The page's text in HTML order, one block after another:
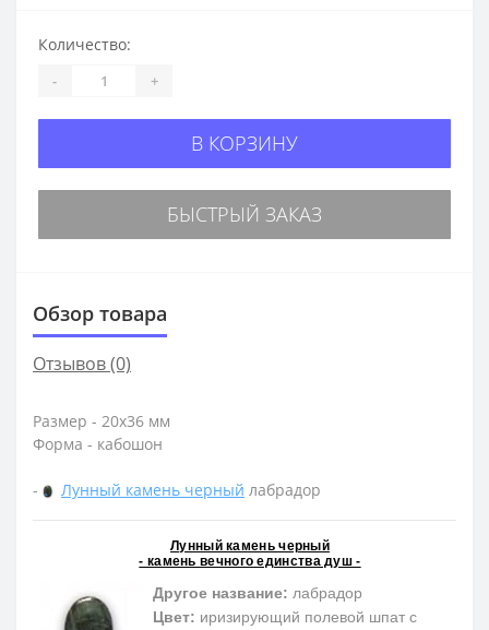
Количество:
- +
В КОРЗИНУ
БЫСТРЫЙ ЗАКАЗ
Обзор товара
Отзывов (0)
Размер - 20х36 мм
Форма - кабошон
- Лунный камень черный лабрадор
Лунный камень черный
- камень вечного единства душ -
Другое название: лабрадор
Цвет: иризирующий полевой шпат c